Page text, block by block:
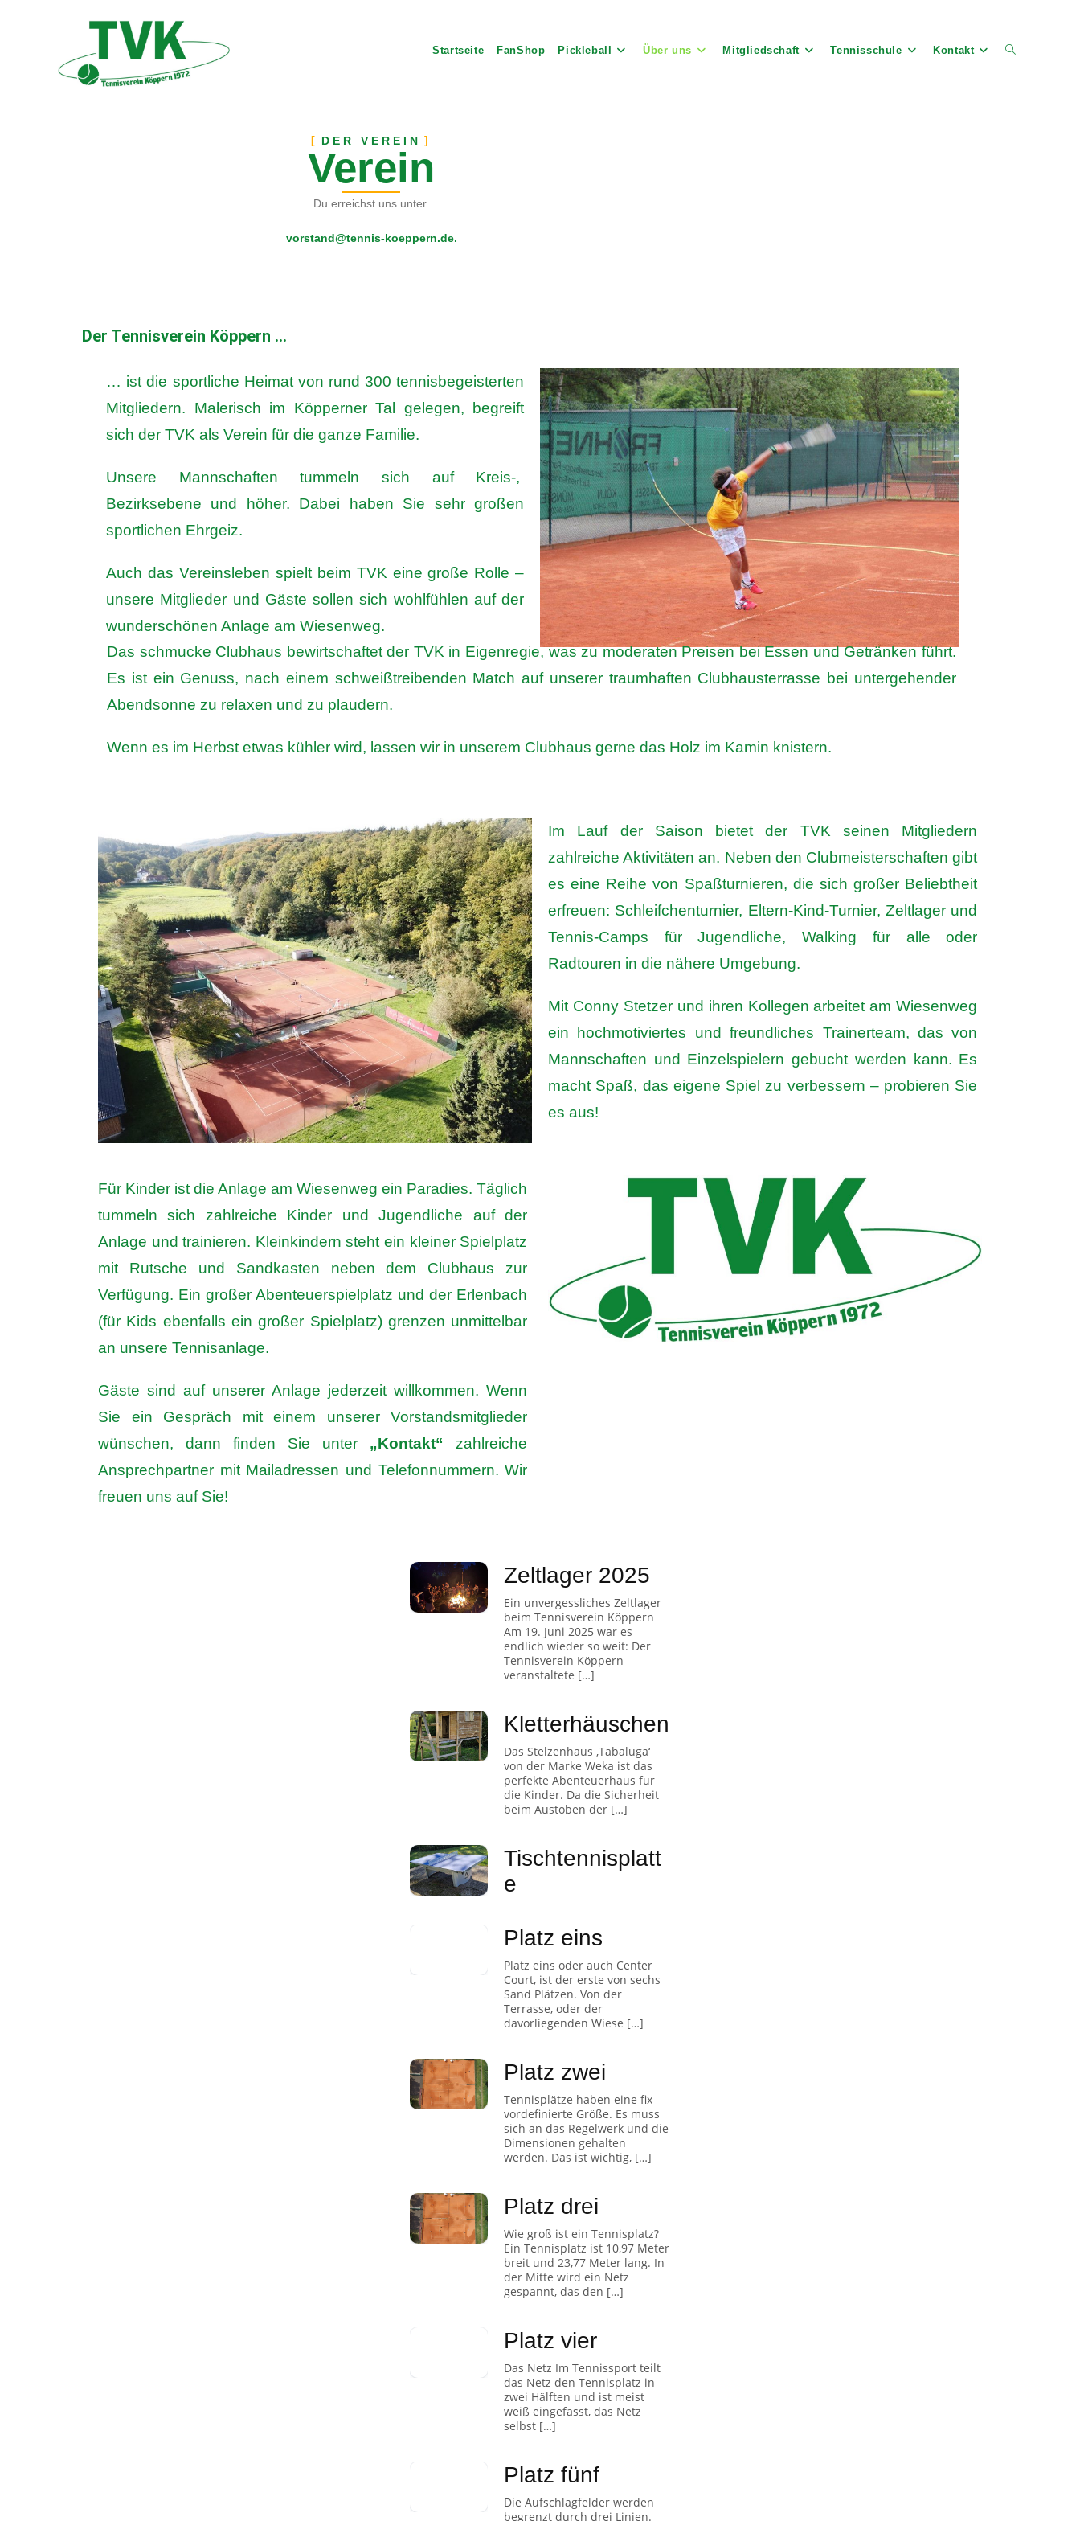
Startseite FanShop Pickleball Über uns Mitgliedschaft Tennisschule Kontakt
DER VEREIN
Verein
Du erreichst uns unter
vorstand@tennis-koeppern.de.
Der Tennisverein Köppern ...
… ist die sportliche Heimat von rund 300 tennisbegeisterten
Mitgliedern. Malerisch im Köpperner Tal gelegen, begreift
sich der TVK als Verein für die ganze Familie.
Unsere Mannschaften tummeln sich auf Kreis-,
Bezirksebene und höher. Dabei haben Sie sehr großen
sportlichen Ehrgeiz.
Auch das Vereinsleben spielt beim TVK eine große Rolle –
unsere Mitglieder und Gäste sollen sich wohlfühlen auf der
wunderschönen Anlage am Wiesenweg.
Das schmucke Clubhaus bewirtschaftet der TVK in Eigenregie, was zu moderaten Preisen bei Essen und Getränken führt.
Es ist ein Genuss, nach einem schweißtreibenden Match auf unserer traumhaften Clubhausterrasse bei untergehender
Abendsonne zu relaxen und zu plaudern.
Wenn es im Herbst etwas kühler wird, lassen wir in unserem Clubhaus gerne das Holz im Kamin knistern.
Im Lauf der Saison bietet der TVK seinen Mitgliedern
zahlreiche Aktivitäten an. Neben den Clubmeisterschaften gibt
es eine Reihe von Spaßturnieren, die sich großer Beliebtheit
erfreuen: Schleifchenturnier, Eltern-Kind-Turnier, Zeltlager und
Tennis-Camps für Jugendliche, Walking für alle oder
Radtouren in die nähere Umgebung.
Mit Conny Stetzer und ihren Kollegen arbeitet am Wiesenweg
ein hochmotiviertes und freundliches Trainerteam, das von
Mannschaften und Einzelspielern gebucht werden kann. Es
macht Spaß, das eigene Spiel zu verbessern – probieren Sie
es aus!
Für Kinder ist die Anlage am Wiesenweg ein Paradies. Täglich
tummeln sich zahlreiche Kinder und Jugendliche auf der
Anlage und trainieren. Kleinkindern steht ein kleiner Spielplatz
mit Rutsche und Sandkasten neben dem Clubhaus zur
Verfügung. Ein großer Abenteuerspielplatz und der Erlenbach
(für Kids ebenfalls ein großer Spielplatz) grenzen unmittelbar
an unsere Tennisanlage.
Gäste sind auf unserer Anlage jederzeit willkommen. Wenn
Sie ein Gespräch mit einem unserer Vorstandsmitglieder
wünschen, dann finden Sie unter „Kontakt“
zahlreiche
Ansprechpartner mit Mailadressen und Telefonnummern. Wir
freuen uns auf Sie!
Zeltlager 2025
Ein unvergessliches Zeltlager
beim Tennisverein Köppern
Am 19. Juni 2025 war es
endlich wieder so weit: Der
Tennisverein Köppern
veranstaltete […]
Kletterhäuschen
Das Stelzenhaus ‚Tabaluga‘
von der Marke Weka ist das
perfekte Abenteuerhaus für
die Kinder. Da die Sicherheit
beim Austoben der […]
Tischtennisplatt
e
Platz eins
Platz eins oder auch Center
Court, ist der erste von sechs
Sand Plätzen. Von der
Terrasse, oder der
davorliegenden Wiese […]
Platz zwei
Tennisplätze haben eine fix
vordefinierte Größe. Es muss
sich an das Regelwerk und die
Dimensionen gehalten
werden. Das ist wichtig, […]
Platz drei
Wie groß ist ein Tennisplatz?
Ein Tennisplatz ist 10,97 Meter
breit und 23,77 Meter lang. In
der Mitte wird ein Netz
gespannt, das den […]
Platz vier
Das Netz Im Tennissport teilt
das Netz den Tennisplatz in
zwei Hälften und ist meist
weiß eingefasst, das Netz
selbst […]
Platz fünf
Die Aufschlagfelder werden
begrenzt durch drei Linien.